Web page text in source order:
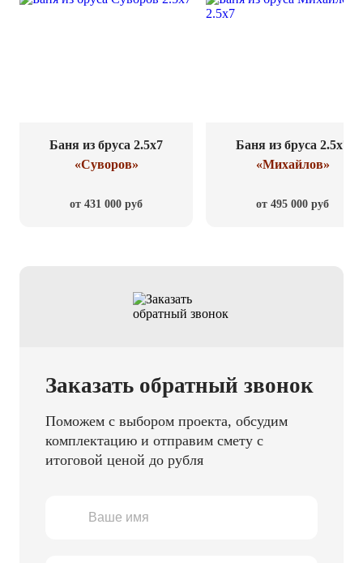
Баня из бруса 2.5x7
«Суворов»
от 431 000 руб
Баня из бруса 2.5x7
«Михайлов»
от 495 000 руб
Заказать обратный звонок
Поможем с выбором проекта, обсудим
комплектацию и отправим смету с
итоговой ценой до рубля